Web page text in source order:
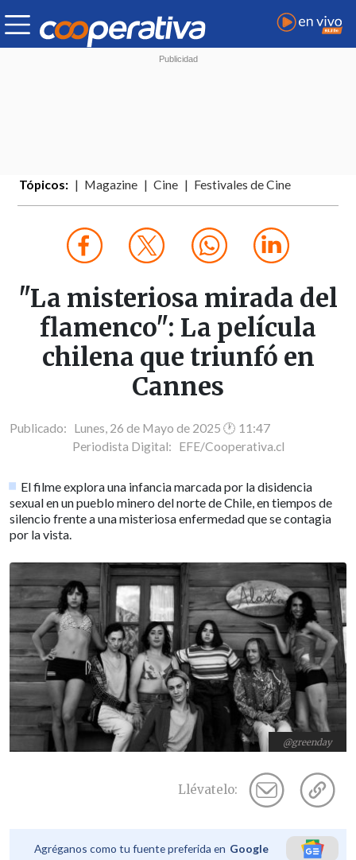
Tópicos: Magazine Cine Festivales de Cine
"La misteriosa mirada del
flamenco": La película
chilena que triunfó en
Cannes
Publicado: Lunes, 26 de Mayo de 2025 🕐 11:47
Periodista Digital: EFE/Cooperativa.cl
El filme explora una infancia marcada por la disidencia
sexual en un pueblo minero del norte de Chile, en tiempos de
silencio frente a una misteriosa enfermedad que se contagia
por la vista.
@greenday
Llévatelo:
Agréganos como tu fuente preferida en Google